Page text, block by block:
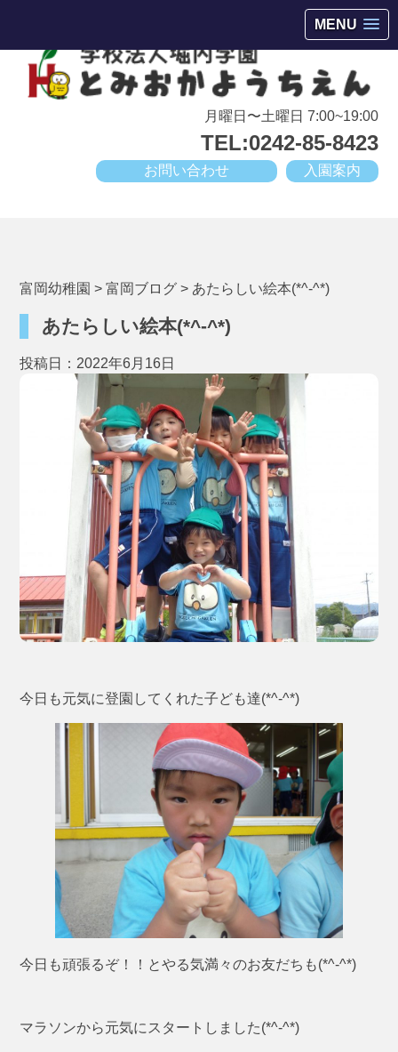
MENU
月曜日〜土曜日 7:00~19:00
TEL:0242-85-8423
入園案内
お問い合わせ
富岡幼稚園 >富岡ブログ > あたらしい絵本(*^-^*)
あたらしい絵本(*^-^*)
投稿日：2022年6月16日
今日も元気に登園してくれた子ども達(*^-^*)
今日も頑張るぞ！！とやる気満々のお友だちも(*^-^*)
マラソンから元気にスタートしました(*^-^*)